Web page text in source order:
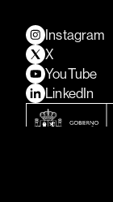
Instagram
X
YouTube
LinkedIn